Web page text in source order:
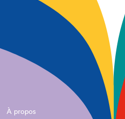
À propos